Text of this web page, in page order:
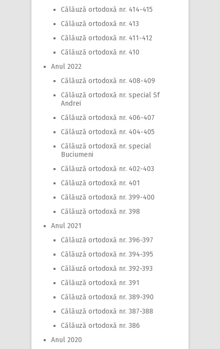
Călăuză ortodoxă nr. 414-415
Călăuză ortodoxă nr. 413
Călăuză ortodoxă nr. 411-412
Călăuză ortodoxă nr. 410
Anul 2022
Călăuză ortodoxă nr. 408-409
Călăuză ortodoxă nr. special Sf
Andrei
Călăuză ortodoxă nr. 406-407
Călăuză ortodoxă nr. 404-405
Călăuză ortodoxă nr. special
Buciumeni
Călăuză ortodoxă nr. 402-403
Călăuză ortodoxă nr. 401
Călăuză ortodoxă nr. 399-400
Călăuză ortodoxă nr. 398
Anul 2021
Călăuză ortodoxă nr. 396-397
Călăuză ortodoxă nr. 394-395
Călăuză ortodoxă nr. 392-393
Călăuză ortodoxă nr. 391
Călăuză ortodoxă nr. 389-390
Călăuză ortodoxă nr. 387-388
Călăuză ortodoxă nr. 386
Anul 2020